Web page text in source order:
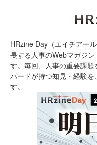
HRzine Day（エイチアー
長する人事のWebマガジ
す。毎回、人事の重要課
パードが持つ知見・経験
す。